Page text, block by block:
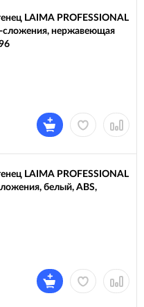
LAIMA PROFESSIONAL
сложения, нержавеющая
LAIMA PROFESSIONAL
белый, ABS,